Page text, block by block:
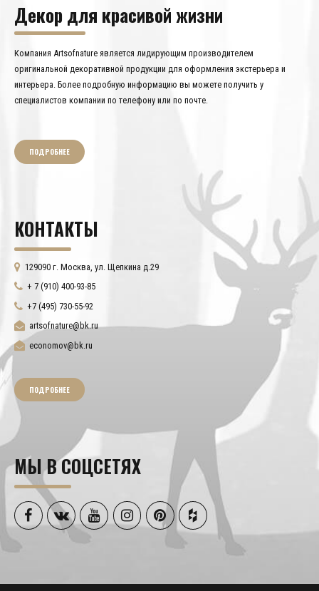
Декор для красивой жизни
Компания Artsofnature является лидирующим производителем
оригинальной декоративной продукции для оформления экстерьера и
интерьера. Более подробную информацию вы можете получить у
специалистов компании по телефону или по почте.
ПОДРОБНЕЕ
КОНТАКТЫ
129090 г. Москва, ул. Щепкина д.29
+ 7 (910) 400-93-85
+7 (495) 730-55-92
artsofnature@bk.ru
economov@bk.ru
ПОДРОБНЕЕ
МЫ В СОЦСЕТЯХ